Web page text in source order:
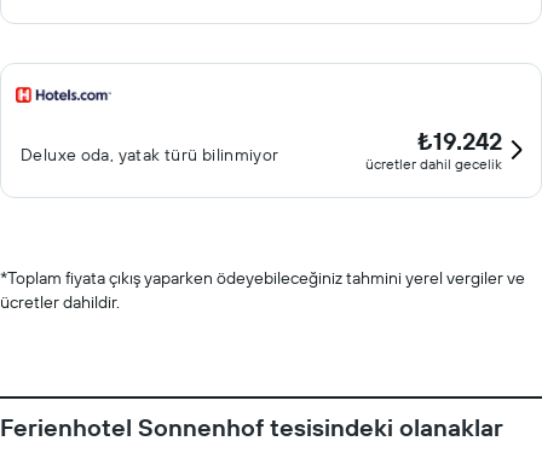
Deluxe oda, yatak türü bilinmiyor ₺19.242
ücretler dahil gecelik
*Toplam fiyata çıkış yaparken ödeyebileceğiniz tahmini yerel vergiler ve
ücretler dahildir.
Ferienhotel Sonnenhof tesisindeki olanaklar